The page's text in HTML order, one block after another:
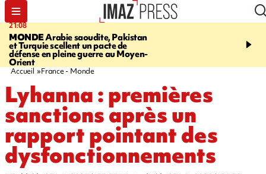
21:08
MONDEArabie saoudite, Pakistan
et Turquie scellent un pacte de
défense en pleine guerre au Moyen-
Orient
08:11
de cartes à
Accueil France - Monde
Lyhanna : premières
sanctions après un
rapport pointant des
dysfonctionnements